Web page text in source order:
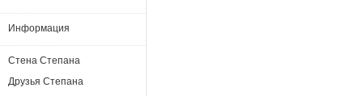
Информация
Стена Степана
Друзья Степана